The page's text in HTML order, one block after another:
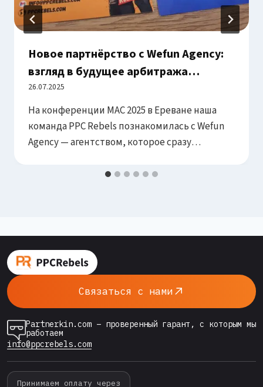
Новое партнёрство с Wefun Agency:
взгляд в будущее арбитража
трафика
26.07.2025
На конференции MAC 2025 в Ереване наша
команда PPC Rebels познакомилась с Wefun
Agency — агентством, которое сразу
нестандартным подходом к Meta-рекламе и
горизонты для обеих сторон. Кто такие Wefun
Agency? Wefun Agency — это команда
профессионалов…
Связаться с нами
Partnerkin.com – проверенный гарант, с которым мы
работаем
info@ppcrebels.com
Принимаем оплату через